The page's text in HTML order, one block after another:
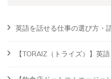
英語を話せる仕事の選び方・
【TORAIZ（トライズ）】英